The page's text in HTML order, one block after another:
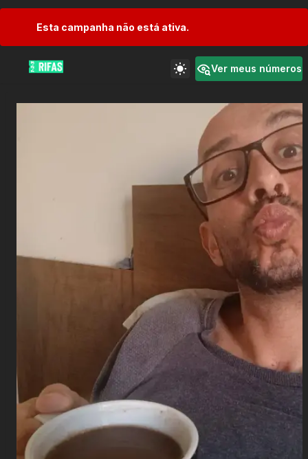
Esta campanha não está ativa.
Ver meus números